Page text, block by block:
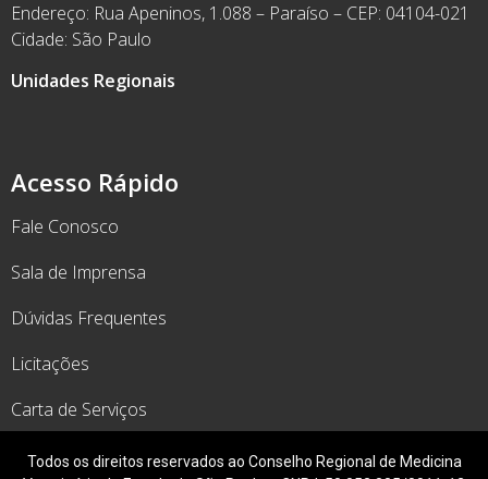
Acesso Rápido
Fale Conosco
Sala de Imprensa
Dúvidas Frequentes
Licitações
Carta de Serviços
Endereço: Rua Apeninos, 1.088 – Paraíso – CEP: 04104-021
Cidade: São Paulo
Unidades Regionais
Todos os direitos reservados ao Conselho Regional de Medicina